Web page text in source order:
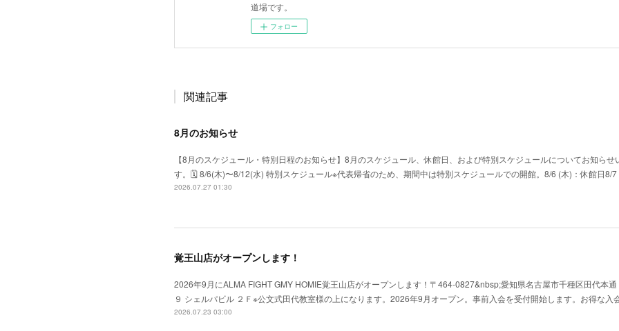
道場です。
フォロー
関連記事
8月のお知らせ
【8月のスケジュール・特別日程のお知らせ】8月のスケジュール、休館日、および特別スケジュールについてお知らせ
す。​🗓 8/6(木)〜8/12(水) 特別スケジュール​※代表帰省のため、期間中は特別スケジュールでの開館。​8/6 (木)：休館日​8/
2026.07.27 01:30
覚王山店がオープンします！
2026年9月にALMA FIGHT GMY HOMIE覚王山店がオープンします！〒464-0827&nbsp;愛知県名古屋市千種区田代本
９ シェルパビル ２Ｆ※公文式田代教室様の上になります。2026年9月オープン。事前入会を受付開始します。お得な
2026.07.23 03:00